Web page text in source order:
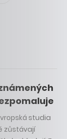
studia
zůstávají